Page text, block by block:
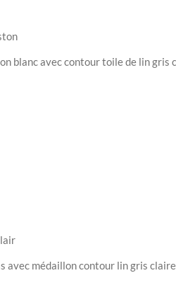
blanc avec contour toile de lin gris
avec médaillon contour lin gris